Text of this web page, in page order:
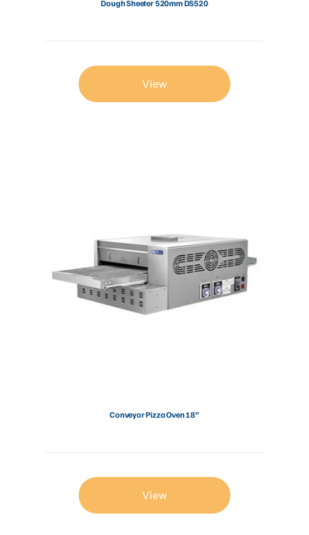
Dough Sheeter 520mm DS520
View
Conveyor Pizza Oven 18”
View